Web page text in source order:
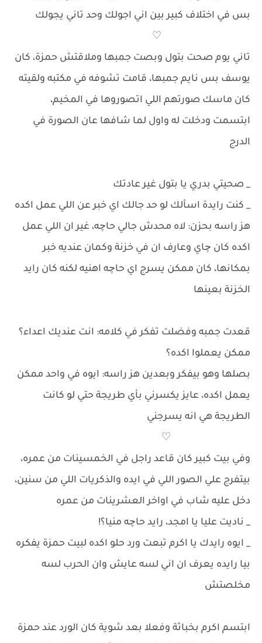
بس في اختلاف كبير بين اني اجولك وحد تاني يجولك
♡
تاني يوم صحت بتول وبصت جمبها وملاقتش حمزة، كان
يوسف بس نايم جمبها، قامت تشوفه في مكتبه ولقيته
كان ماسك صورتهم اللي اتصوروها في المخيم،
ابتسمت ودخلت له واول لما شافها عان الصورة في
الدرج
_ صحيتي بدري يا بتول غير عادتك
_ كنت رايدة اسألك لو حد جالك اي خبر عن اللي عمل اكده
هز راسه بحزن: لاه محدش جالي حاچه، غير ان اللي عمل
اكده كان چاي وعارف ان في خزنة وكمان عنديه خبر
بمكانها، كان ممكن يسرج اي حاچه اهنيه لكنه كان رايد
الخزنة بعينها
قعدت جمبه وفضلت تفكر في كلامه: انت عنديك اعداء؟
ممكن يعملوا اكده؟
بصلها وهو بيفكر وبعدين هز راسه: ايوه في واحد ممكن
يعمل اكده، عايز يكسرني بأي طريجة حتي لو كانت
الطريجة هي انه يسرجني
♡
وفي بيت كبير كان قاعد راجل في الخمسينات من عمره،
بيتفرج علي الصور اللي في ايده والذكريات اللي من سنين،
دخل عليه شاب في اواخر العشرينات من عمره
_ ناديت عليا يا امجد، رايد حاچه منيا؟!
_ ايوه رايدك يا اكرم تبعت ورد حلو اكده لبيت حمزة يفكره
بيا رايده يعرف ان اني لسه عايش وان الحرب لسه
مخلصتش
ابتسم اكرم بخباثة وفعلا بعد شوية كان الورد عند حمزة